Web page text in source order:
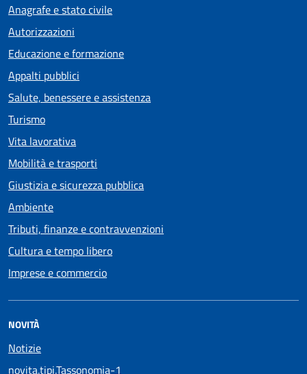
Anagrafe e stato civile
Autorizzazioni
Educazione e formazione
Appalti pubblici
Salute, benessere e assistenza
Turismo
Vita lavorativa
Mobilità e trasporti
Giustizia e sicurezza pubblica
Ambiente
Tributi, finanze e contravvenzioni
Cultura e tempo libero
Imprese e commercio
NOVITÀ
Notizie
novita.tipi.Tassonomia-1